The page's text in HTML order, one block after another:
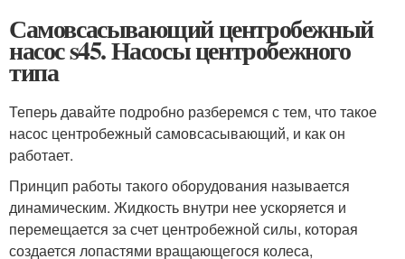
Самовсасывающий центробежный
насос s45. Насосы центробежного
типа
Теперь давайте подробно разберемся с тем, что такое
насос центробежный самовсасывающий, и как он
работает.
Принцип работы такого оборудования называется
динамическим. Жидкость внутри нее ускоряется и
перемещается за счет центробежной силы, которая
создается лопастями вращающегося колеса,